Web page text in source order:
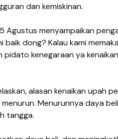
dan kemiskinan.
Agustus menyampaikan
baik dong? Kalau kami
pidato kenegaraan ya
alasan kenaikan upah
Menurunnya daya
tangga.